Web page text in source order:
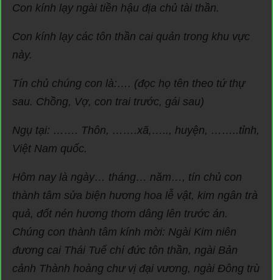
Con kính lạy ngài tiền hậu địa chủ tài thần.
Con kính lạy các tôn thần cai quản trong khu vực
này.
Tín chủ chúng con là:…. (đọc họ tên theo tứ thự
sau. Chồng, Vợ, con trai trước, gái sau)
Ngụ tại: ……. Thôn, …….xã,….., huyện, ……..tỉnh,
Việt Nam quốc.
Hôm nay là ngày… tháng… năm…, tín chủ con
thành tâm sửa biện hương hoa lễ vật, kim ngân trà
quả, đốt nén hương thơm dâng lên trước án.
Chúng con thành tâm kính mời: Ngài Kim niên
đương cai Thái Tuế chí đức tôn thần, ngài Bản
cảnh Thành hoàng chư vị đại vương, ngài Đông trù